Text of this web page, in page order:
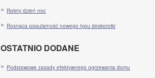
Rolety dzień noc
Rosnąca popularność nowego typu deskorolki
OSTATNIO DODANE
Podstawowe zasady efektywnego ogrzewania domu